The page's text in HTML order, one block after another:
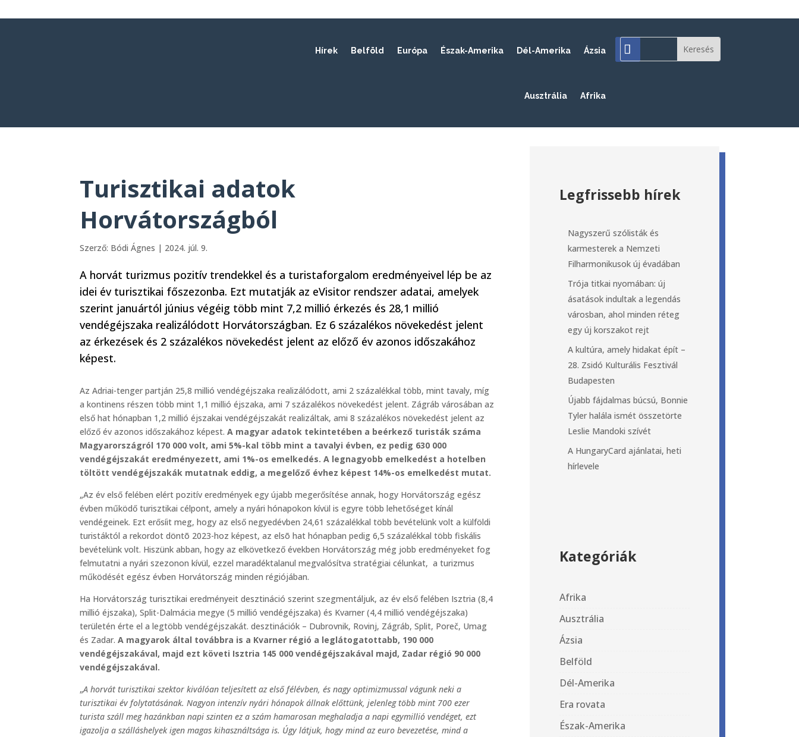
Hírek Belföld Európa Észak-Amerika Dél-Amerika Ázsia
Ausztrália Afrika
Turisztikai adatok
Horvátországból
Szerző: Bódi Ágnes | 2024. júl. 9.
A horvát turizmus pozitív trendekkel és a turistaforgalom eredményeivel lép be az
idei év turisztikai főszezonba. Ezt mutatják az eVisitor rendszer adatai, amelyek
szerint januártól június végéig több mint 7,2 millió érkezés és 28,1 millió
vendégéjszaka realizálódott Horvátországban. Ez 6 százalékos növekedést jelent
az érkezések és 2 százalékos növekedést jelent az előző év azonos időszakához
képest.
Az Adriai-tenger partján 25,8 millió vendégéjszaka realizálódott, ami 2 százalékkal több, mint tavaly, míg
a kontinens részen több mint 1,1 millió éjszaka, ami 7 százalékos növekedést jelent. Zágráb városában az
első hat hónapban 1,2 millió éjszakai vendégéjszakát realizáltak, ami 8 százalékos növekedést jelent az
előző év azonos időszakához képest.A magyar adatok tekintetében a beérkező turisták száma
Magyarországról 170 000 volt, ami 5%-kal több mint a tavalyi évben, ez pedig 630 000
vendégéjszakát eredményezett, ami 1%-os emelkedés. A legnagyobb emelkedést a hotelben
töltött vendégéjszakák mutatnak eddig, a megelőző évhez képest 14%-os emelkedést mutat.
„Az év első felében elért pozitív eredmények egy újabb megerősítése annak, hogy Horvátország egész
évben működő turisztikai célpont, amely a nyári hónapokon kívül is egyre több lehetőséget kínál
vendégeinek. Ezt erősíit meg, hogy az első negyedévben 24,61 százalékkal több bevételünk volt a külföldi
turistáktól a rekordot döntõ 2023-hoz képest, az elsõ hat hónapban pedig 6,5 százalékkal több fiskális
bevételünk volt. Hiszünk abban, hogy az elkövetkező években Horvátország még jobb eredményeket fog
felmutatni a nyári szezonon kívül, ezzel maradéktalanul megvalósítva stratégiai célunkat, a turizmus
működését egész évben Horvátország minden régiójában.
Ha Horvátország turisztikai eredményeit desztináció szerint szegmentáljuk, az év első felében Isztria (8,4
millió éjszaka), Split-Dalmácia megye (5 millió vendégéjszaka) és Kvarner (4,4 millió vendégéjszaka)
területén érte el a legtöbb vendégéjszakát. desztinációk – Dubrovnik, Rovinj, Zágráb, Split, Poreč, Umag
és Zadar.A magyarok által továbbra is a Kvarner régió a leglátogatottabb, 190 000
vendégéjszakával, majd ezt követi Isztria 145 000 vendégéjszakával majd, Zadar régió 90 000
vendégéjszakával.
„A horvát turisztikai szektor kiválóan teljesített az első félévben, és nagy optimizmussal vágunk neki a
turisztikai év folytatásának. Nagyon intenzív nyári hónapok állnak előttünk, jelenleg több mint 700 ezer
turista száll meg hazánkban napi szinten ez a szám hamarosan meghaladja a napi egymillió vendéget, ezt
igazolja a szálláshelyek igen magas kihasználtsága is. Úgy látjuk, hogy mind az euro bevezetése, mind a
Legfrissebb hírek
Nagyszerű szólisták és
karmesterek a Nemzeti
Filharmonikusok új évadában
Trója titkai nyomában: új
ásatások indultak a legendás
városban, ahol minden réteg
egy új korszakot rejt
A kultúra, amely hidakat épít –
28. Zsidó Kulturális Fesztivál
Budapesten
Újabb fájdalmas búcsú, Bonnie
Tyler halála ismét összetörte
Leslie Mandoki szívét
A HungaryCard ajánlatai, heti
hírlevele
Kategóriák
Afrika
Ausztrália
Ázsia
Belföld
Dél-Amerika
Era rovata
Észak-Amerika